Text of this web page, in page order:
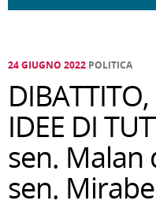
E SPETTACOLI POLITICA
DELLE IDEE FATTI DELLO SPIRITO
24 GIUGNO 2022 POLITICA
DIBATTITO,
IDEE DI
sen. Malan
sen.